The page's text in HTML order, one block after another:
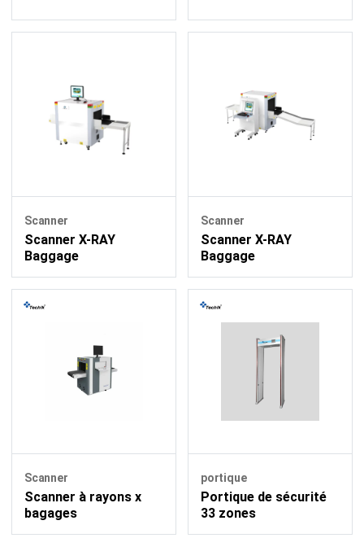
Scanner
Scanner X-RAY
Baggage
Scanner
Scanner X-RAY
Baggage
Scanner
Scanner à rayons x
bagages
portique
Portique de sécurité
33 zones